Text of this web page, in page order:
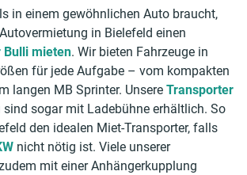
in einem gewöhnlichen Auto braucht,
in Bielefeld einen
Bulli mieten. Wir bieten Fahrzeuge in
für jede Aufgabe – vom kompakten
langen MB Sprinter. Unsere Transporter
sogar mit Ladebühne erhältlich. So
den idealen Miet-Transporter, falls
nicht nötig ist. Viele unserer
mit einer Anhängerkupplung